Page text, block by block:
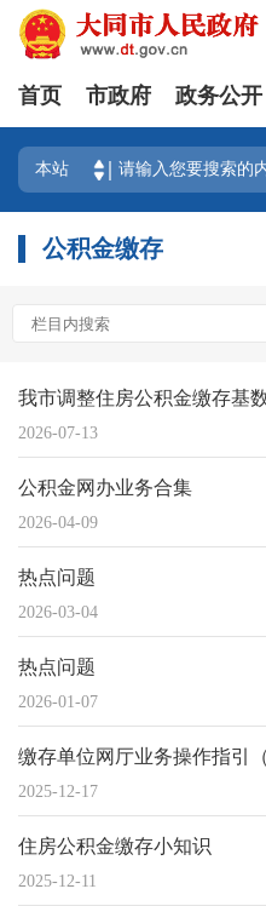
首页 市政府 政务公开
本站
公积金缴存
我市调整住房公积金缴存基
2026-07-13
公积金网办业务合集
2026-04-09
热点问题
2026-03-04
热点问题
2026-01-07
缴存单位网厅业务操作指
2025-12-17
住房公积金缴存小知识​​​
2025-12-11